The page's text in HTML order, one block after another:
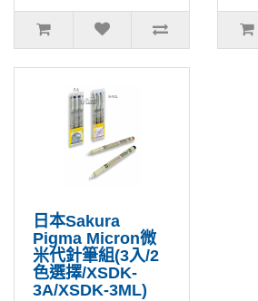
日本Sakura
Pigma Micron微
米代針筆組(3入/2
色選擇/XSDK-
3A/XSDK-3ML)